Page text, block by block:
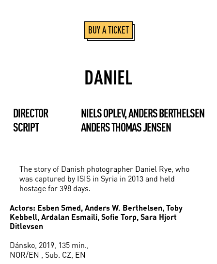
BUY A TICKET
DANIEL
DIRECTOR
NIELS OPLEV, ANDERS BERTHELSEN
SCRIPT
ANDERS THOMAS JENSEN
The story of Danish photographer Daniel Rye, who
was captured by ISIS in Syria in 2013 and held
hostage for 398 days.
Actors: Esben Smed, Anders W. Berthelsen, Toby
Kebbell, Ardalan Esmaili, Sofie Torp, Sara Hjort
Ditlevsen
Dánsko, 2019, 135 min.,
NOR/EN , Sub. CZ, EN